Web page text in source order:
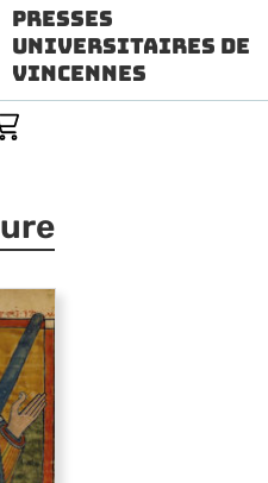
Presses
Universitaires de
Vincennes